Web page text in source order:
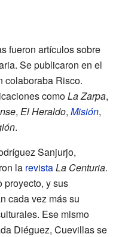
fueron artículos sobre
Se publicaron en el
colaboraba Risco.
comoLa Zarpa,
, El Heraldo, Misión,
.
Sanjurjo,
la revistaLa Centuria.
proyecto, y sus
cada vez más su
Ese mismo
Diéguez, Cuevillas se